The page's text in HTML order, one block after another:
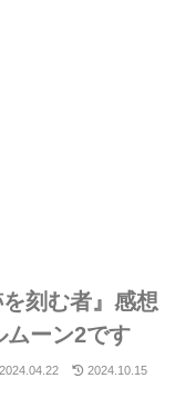
刻む者』感想
ーン2です
2024.04.22 2024.10.15